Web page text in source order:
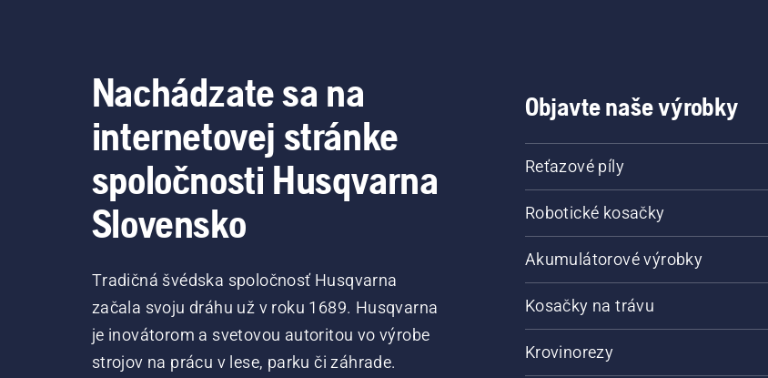
Nachádzate sa na
internetovej stránke
spoločnosti Husqvarna
Slovensko
Tradičná švédska spoločnosť Husqvarna
začala svoju dráhu už v roku 1689. Husqvarna
je inovátorom a svetovou autoritou vo výrobe
strojov na prácu v lese, parku či záhrade.
Objavte naše výrobky
Reťazové píly
Robotické kosačky
Akumulátorové výrobky
Kosačky na trávu
Krovinorezy